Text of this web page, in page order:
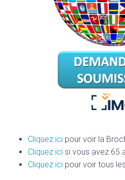
Cliquez ici pour voir la
Cliquez ici si vous avez 65
Cliquez ici pour voir tous